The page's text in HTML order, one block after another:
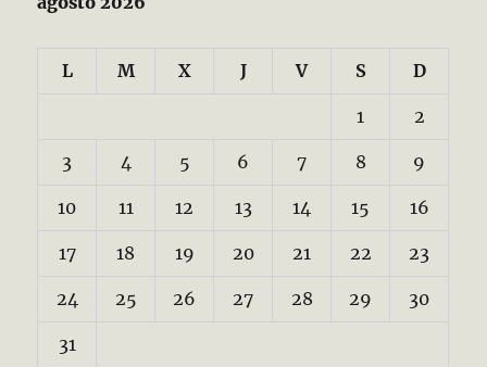
L M X J V S D
1 2
3 4 5 6 7 8 9
10 11 12 13 14 15 16
17 18 19 20 21 22 23
24 25 26 27 28 29 30
31